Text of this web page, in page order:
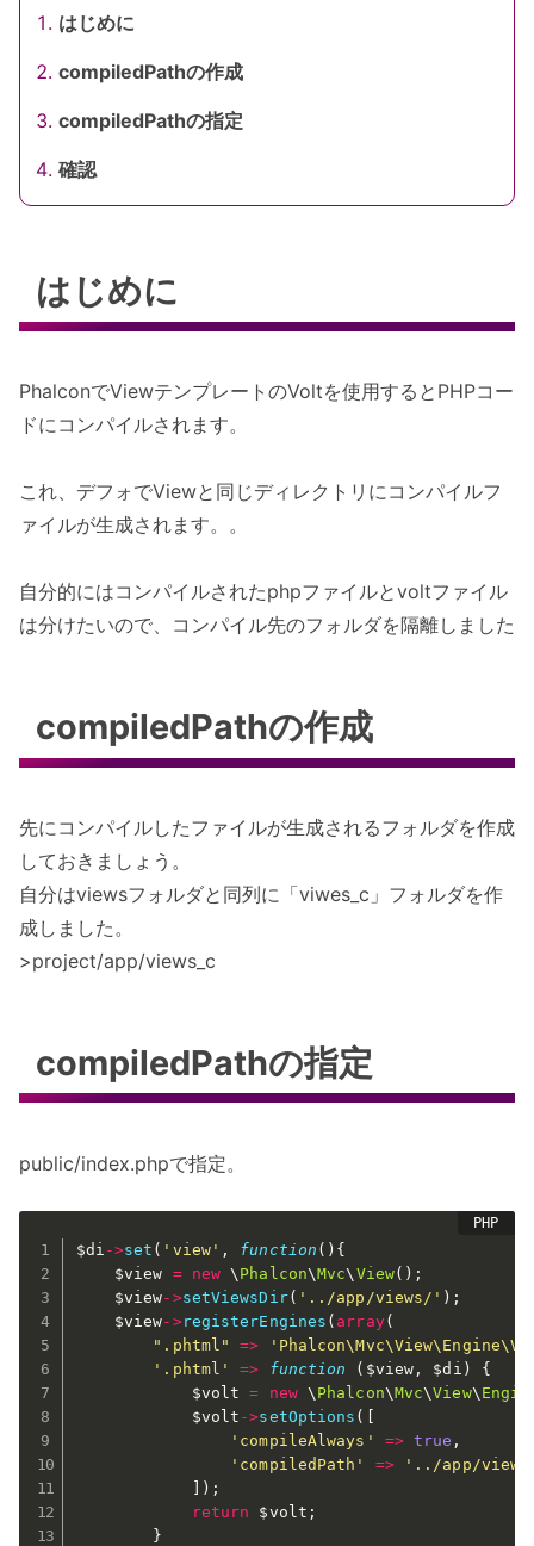
はじめに
compiledPathの作成
compiledPathの指定
確認
はじめに
PhalconでViewテンプレートのVoltを使用するとPHPコー
ドにコンパイルされます。
これ、デフォでViewと同じディレクトリにコンパイルフ
ァイルが生成されます。。
自分的にはコンパイルされたphpファイルとvoltファイル
は分けたいので、コンパイル先のフォルダを隔離しました
compiledPathの作成
先にコンパイルしたファイルが生成されるフォルダを作成
しておきましょう。
自分はviewsフォルダと同列に「viwes_c」フォルダを作
成しました。
>project/app/views_c
compiledPathの指定
public/index.phpで指定。
$di ->set ( 'view' , function ( ) {
$view = new \ Phalcon\Mvc\ View( ) ;
$view- >setViewsDir( '../app/views/' ) ;
$view- >registerEngines ( array(
".phtml"
=>
'.phtml'
=> function ( $view , $di )
{
$volt
= new \ Phalcon\Mvc\View\
$volt ->setOptions ( [
'compileAlways'
=> true ,
'compiledPath'
=>
'../app/
] ) ;
return
$volt ;
}